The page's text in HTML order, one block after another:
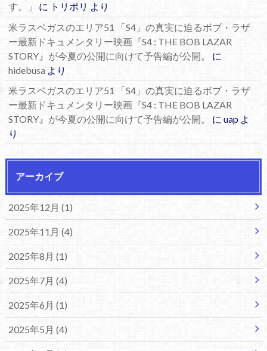
す。」
に トリポリ より
米ラスベガスのエリア51 「S4」の真実に迫るボブ・ラザ
ー最新ドキュメンタリー映画『S4 : THE BOB LAZAR
STORY』が今夏の公開に向けて予告編が公開。
に
hidebusaより
米ラスベガスのエリア51 「S4」の真実に迫るボブ・ラザ
ー最新ドキュメンタリー映画『S4 : THE BOB LAZAR
STORY』が今夏の公開に向けて予告編が公開。
に uapよ
り
アーカイブ
2025年12月 (1)
2025年11月 (4)
2025年8月 (1)
2025年7月 (4)
2025年6月 (1)
2025年5月 (4)